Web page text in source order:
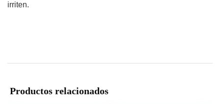
irriten.
Productos relacionados